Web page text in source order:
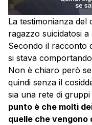
La testimonianza del
ragazzo suicidatosi
Secondo il racconto
si stava
Non è chiaro però
quindi senza il
sia una rete di
punto è che molti
quelle che